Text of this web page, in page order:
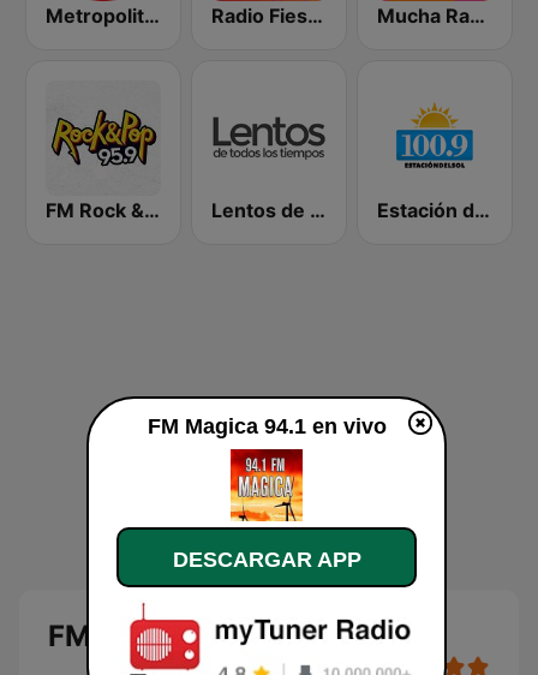
Metropolitana FM 95.3 Radio Fiestera de Jujuy Mucha Radio 94.7 FM
FM Rock & Pop Lentos de Todos Los Tiempos Estación del Sol 100.9 FM
FM Magica 94.1 en vivo
FM Magica 94.1 en vivo
DESCARGAR APP